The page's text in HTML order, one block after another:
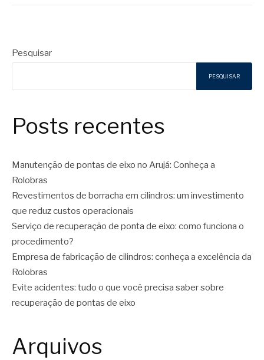
Pesquisar
PESQUISAR
Posts recentes
Manutenção de pontas de eixo no Arujá: Conheça a
Rolobras
Revestimentos de borracha em cilindros: um investimento
que reduz custos operacionais
Serviço de recuperação de ponta de eixo: como funciona o
procedimento?
Empresa de fabricação de cilindros: conheça a excelência da
Rolobras
Evite acidentes: tudo o que você precisa saber sobre
recuperação de pontas de eixo
Arquivos